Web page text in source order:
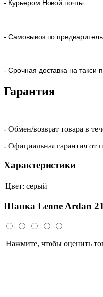
- Курьером Новой почты
- Самовывоз по
- Срочная доставка на такси
Гарантия
- Обмен/возврат товара в
- Официальная гарантия от
Характеристики
Цвет: серый
Шапка Lenne Ardan
Нажмите, чтобы оценить